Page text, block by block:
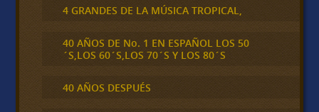
4 GRANDES DE LA MÚSICA TROPICAL,
40 AÑOS DE No. 1 EN ESPAÑOL LOS 50
´S,LOS 60´S,LOS 70´S Y LOS 80´S
40 AÑOS DESPUÉS